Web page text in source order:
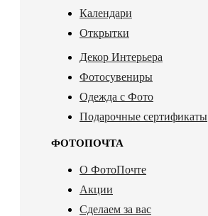
Календари
Открытки
Декор Интерьера
Фотосувениры
Одежда с Фото
Подарочные сертификаты
ФОТОПОЧТА
О ФотоПочте
Акции
Сделаем за вас